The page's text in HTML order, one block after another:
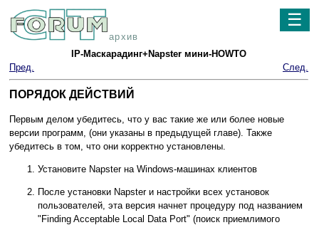
архив
☰
IP-Маскарадинг+Napster мини-HOWTO
Пред.
След.
ПОРЯДОК ДЕЙСТВИЙ
Первым делом убедитесь, что у вас такие же или более новые
версии программ, (они указаны в предыдущей главе). Также
убедитесь в том, что они корректно установлены.
Установите Napster на Windows-машинах клиентов
После установки Napster и настройки всех установок
пользователей, эта версия начнет процедуру под названием
"Finding Acceptable Local Data Port" (поиск приемлимого